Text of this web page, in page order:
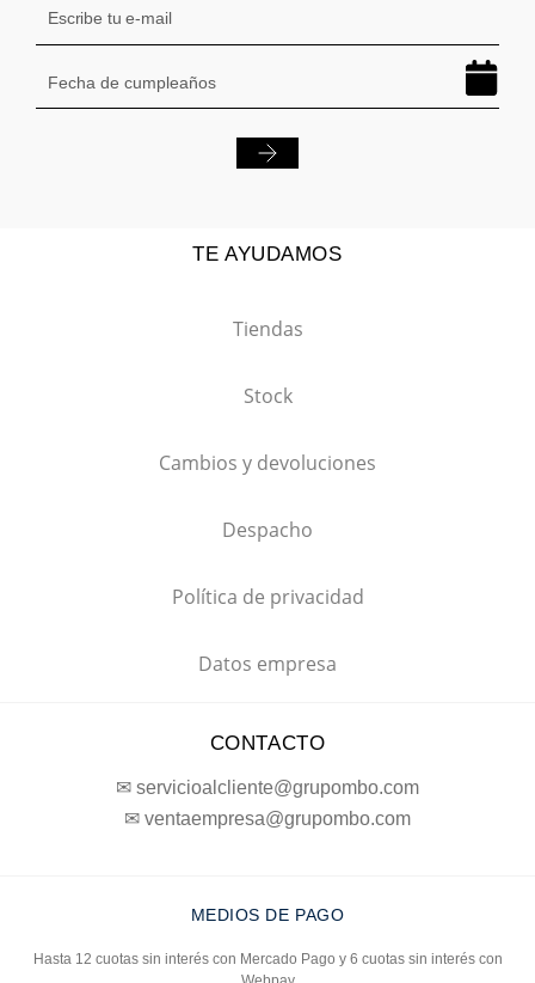
TE AYUDAMOS
Tiendas
Stock
Cambios y devoluciones
Despacho
Política de privacidad
Datos empresa
CONTACTO
✉ servicioalcliente@grupombo.com
✉ ventaempresa@grupombo.com
MEDIOS DE PAGO
Hasta 12 cuotas sin interés con Mercado Pago y 6 cuotas sin interés con